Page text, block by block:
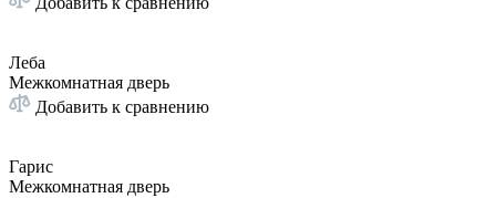
Леба
Межкомнатная дверь
Добавить к сравнению
Гарис
Межкомнатная дверь